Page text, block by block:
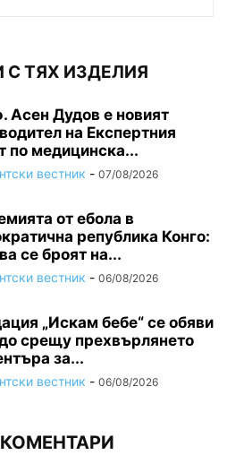
С ТЯХ ИЗДЕЛИЯ
Асен Дудов е новият
на Експертния
по медицинска...
вестник - 07/08/2026
от ебола в
република Конго:
се броят на...
вестник - 06/08/2026
„Искам бебе“ се обяви
срещу прехвърлянето
за...
вестник - 06/08/2026